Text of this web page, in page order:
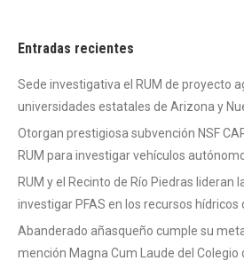
Entradas recientes
Sede investigativa el RUM de proyecto
universidades estatales de Arizona y
Otorgan prestigiosa subvención NSF
RUM para investigar vehículos
RUM y el Recinto de Río Piedras lideran
investigar PFAS en los recursos hídricos
Abanderado añasqueño cumple su
mención Magna Cum Laude del Colegio